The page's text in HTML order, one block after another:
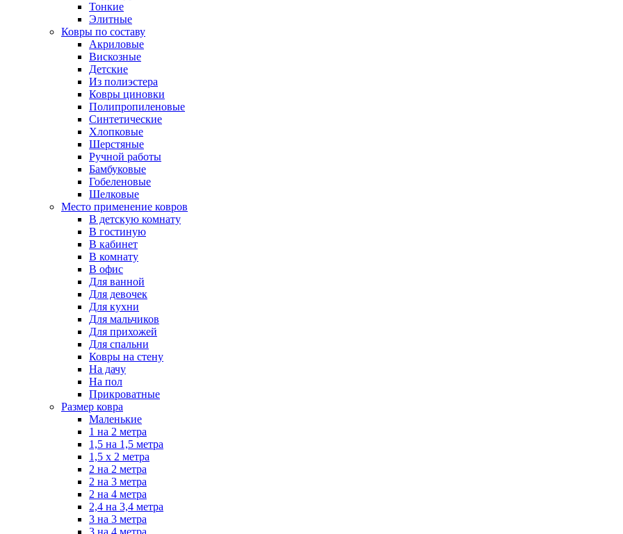
Тонкие
Элитные
Ковры по составу
Акриловые
Вискозные
Детские
Из полиэстера
Ковры циновки
Полипропиленовые
Синтетические
Хлопковые
Шерстяные
Ручной работы
Бамбуковые
Гобеленовые
Шелковые
Место применение ковров
В детскую комнату
В гостиную
В кабинет
В комнату
В офис
Для ванной
Для девочек
Для кухни
Для мальчиков
Для прихожей
Для спальни
Ковры на стену
На дачу
На пол
Прикроватные
Размер ковра
Маленькие
1 на 2 метра
1,5 на 1,5 метра
1,5 х 2 метра
2 на 2 метра
2 на 3 метра
2 на 4 метра
2,4 на 3,4 метра
3 на 3 метра
3 на 4 метра